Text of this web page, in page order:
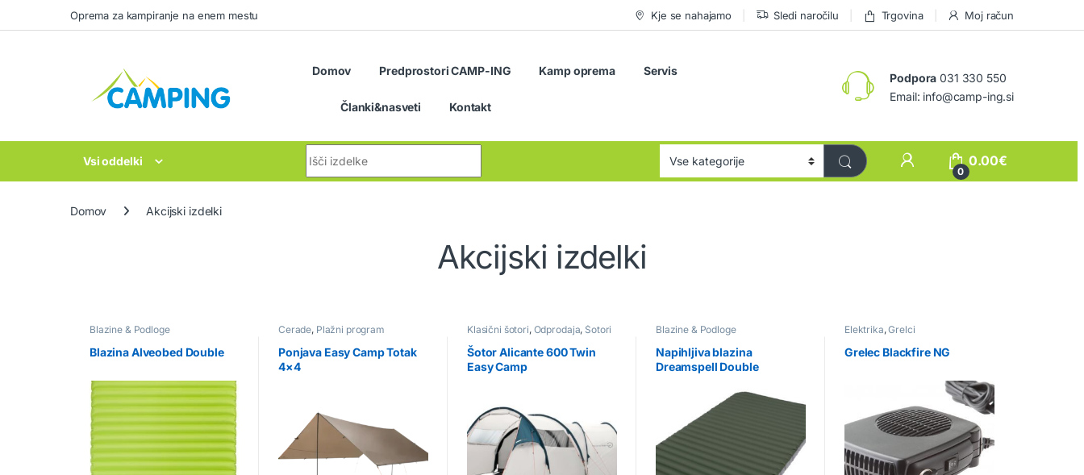
Skip to navigation
Skip to contentOprema za kampiranje na enem mestu Kje se nahajamo Sledi naročilu Trgovina Moj račun
Domov Predprostori CAMP-ING Kamp oprema Servis
Članki&nasveti Kontakt
Podpora 031 330 550
Email: info@camp-ing.si
Vsi oddelki
0
0.00€
Domov Akcijski izdelki
Akcijski izdelki
Blazine & Podloge
Blazina Alveobed Double
Cerade, Plažni program
Ponjava Easy Camp Totak
4×4
Klasični šotori, Odprodaja, Šotori
Šotor Alicante 600 Twin
Easy Camp
Blazine & Podloge
Napihljiva blazina
Dreamspell Double
Elektrika,Grelci
Grelec Blackfire NG